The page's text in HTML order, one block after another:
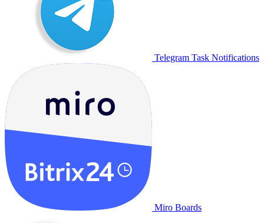
Telegram Task Notifications
Miro Boards